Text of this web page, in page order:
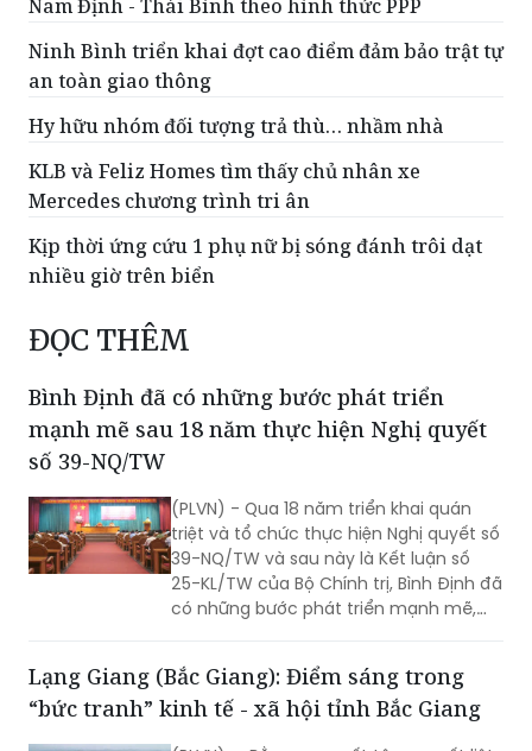
Tiếp tục nghiên cứu đầu tư cao tốc Ninh Bình -
Nam Định - Thái Bình theo hình thức PPP
Ninh Bình triển khai đợt cao điểm đảm bảo trật tự
an toàn giao thông
Hy hữu nhóm đối tượng trả thù… nhầm nhà
KLB và Feliz Homes tìm thấy chủ nhân xe
Mercedes chương trình tri ân
Kịp thời ứng cứu 1 phụ nữ bị sóng đánh trôi dạt
nhiều giờ trên biển
ĐỌC THÊM
Bình Định đã có những bước phát triển
mạnh mẽ sau 18 năm thực hiện Nghị quyết
số 39-NQ/TW
(PLVN) - Qua 18 năm triển khai quán
triệt và tổ chức thực hiện Nghị quyết số
25-KL/TW của Bộ Chính trị, Bình Định đã
có những bước phát triển mạnh mẽ,
trở thành địa phương phát triển khá
trong khu vực miền Trung với quy mô